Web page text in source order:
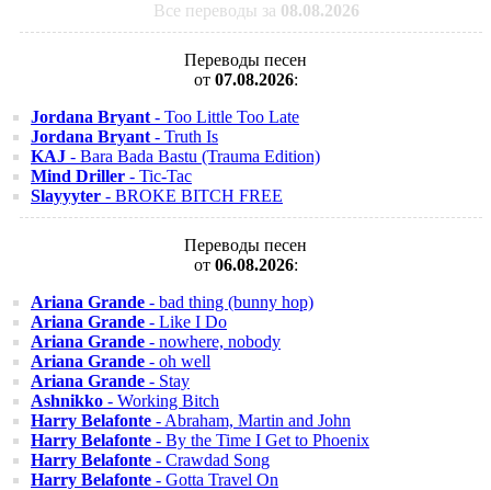
Все переводы за 08.08.2026
Переводы песен
от 07.08.2026:
Jordana Bryant - Too Little Too Late
Jordana Bryant - Truth Is
KAJ - Bara Bada Bastu (Trauma Edition)
Mind Driller - Tic-Tac
Slayyyter - BROKE BITCH FREE
Переводы песен
от 06.08.2026:
Ariana Grande - bad thing (bunny hop)
Ariana Grande - Like I Do
Ariana Grande - nowhere, nobody
Ariana Grande - oh well
Ariana Grande - Stay
Ashnikko - Working Bitch
Harry Belafonte - Abraham, Martin and John
Harry Belafonte - By the Time I Get to Phoenix
Harry Belafonte - Crawdad Song
Harry Belafonte - Gotta Travel On